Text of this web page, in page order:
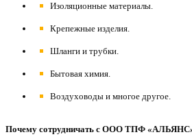
Изоляционные материалы.
Крепежные изделия.
Шланги и трубки.
Бытовая химия.
Воздуховоды и многое другое.
Почему сотрудничать с ООО ТПФ